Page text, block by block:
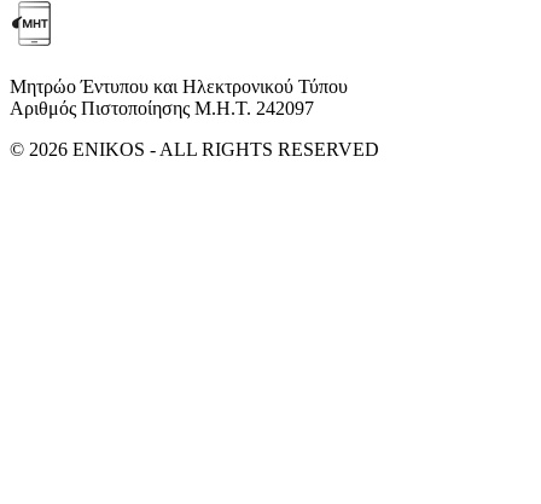
Μητρώο Έντυπου και Ηλεκτρονικού Τύπου
Αριθμός Πιστοποίησης Μ.Η.Τ. 242097
© 2026 ENIKOS - ALL RIGHTS RESERVED